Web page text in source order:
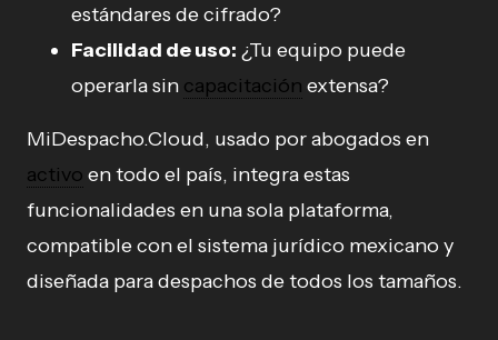
estándares de cifrado?
Facilidad de uso: ¿Tu equipo puede
operarla sin capacitación extensa?
MiDespacho.Cloud, usado por abogados en
activo en todo el país, integra estas
funcionalidades en una sola plataforma,
compatible con el sistema jurídico mexicano y
diseñada para despachos de todos los tamaños.